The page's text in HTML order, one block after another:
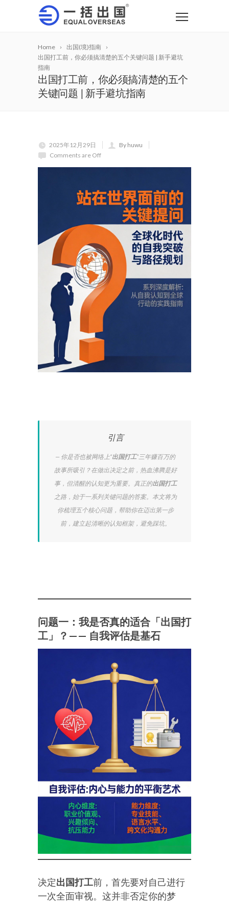
Home
出国(境)指南
出国打工前，你必须搞清楚的五个关键问题 | 新手避坑
指南
出国打工前，你必须搞清楚的五个
关键问题 | 新手避坑指南
2025年12月29日
By huwu
Comments are Off
引言
你是否也被网络上“出国打工”三年赚百万的
故事所吸引？在做出决定之前，热血沸腾是好
事，但清醒的认知更为重要。真正的出国打工
之路，始于一系列关键问题的答案。本文将为
你梳理五个核心问题，帮助你在迈出第一步
前，建立起清晰的认知框架，避免踩坑。
问题一：我是否真的适合「出国打
工」？—— 自我评估是基石
决定出国打工前，首先要对自己进行
一次全面审视。这并非否定你的梦